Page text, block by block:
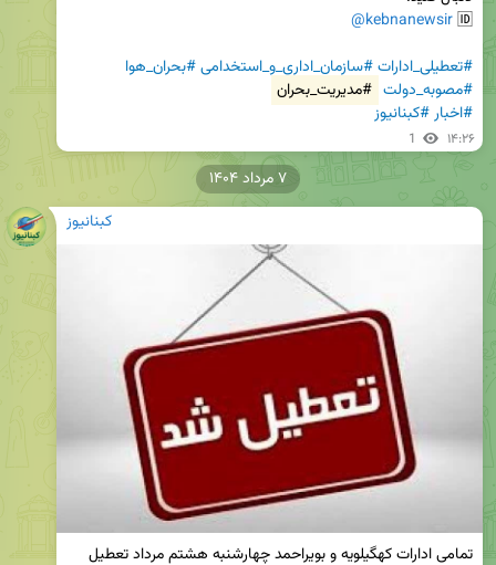
🆔
@kebnanewsir
#تعطیلی_ادارات#سازمان_اداری_و_استخدامی#بحران_هوا
#مصوبه_دولت #مدیریت_بحران
#اخبار#کبنانیوز
1 ۱۴:۲۶
کبنانیوز
۷ مرداد ۱۴۰۴